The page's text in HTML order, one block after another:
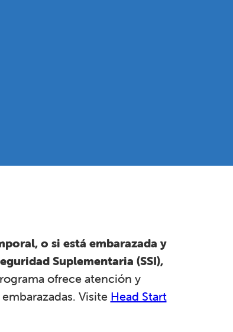
o si está embarazada y
Suplementaria (SSI),
ofrece atención y
Visite Head Start